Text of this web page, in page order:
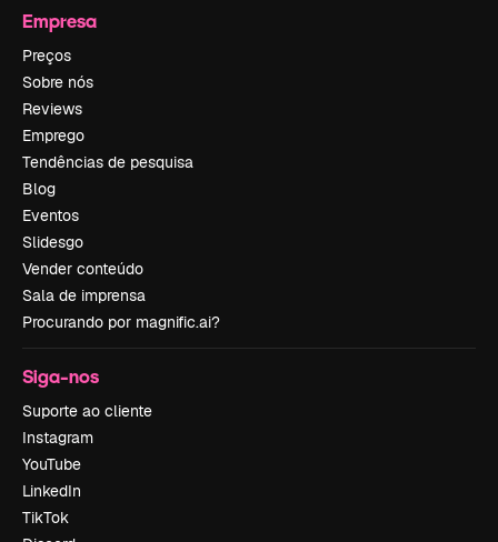
Empresa
Preços
Sobre nós
Reviews
Emprego
Tendências de pesquisa
Blog
Eventos
Slidesgo
Vender conteúdo
Sala de imprensa
Procurando por magnific.ai?
Siga-nos
Suporte ao cliente
Instagram
YouTube
LinkedIn
TikTok